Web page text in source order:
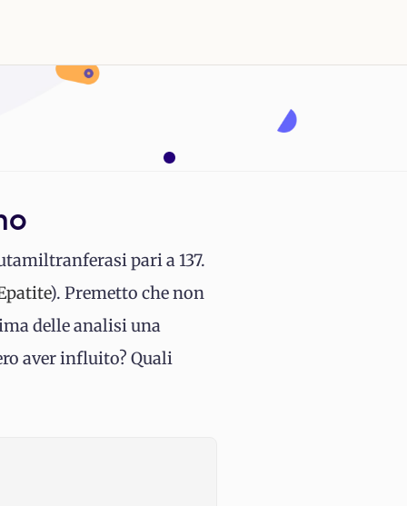
pari a 137.
). Premetto che non
delle analisi una
aver influito? Quali